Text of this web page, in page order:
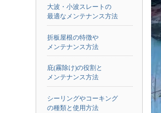
大波・小波スレートの
最適なメンテナンス方法
折板屋根の特徴や
メンテナンス方法
庇(霧除け)の役割と
メンテナンス方法
シーリングやコーキング
の種類と使用方法